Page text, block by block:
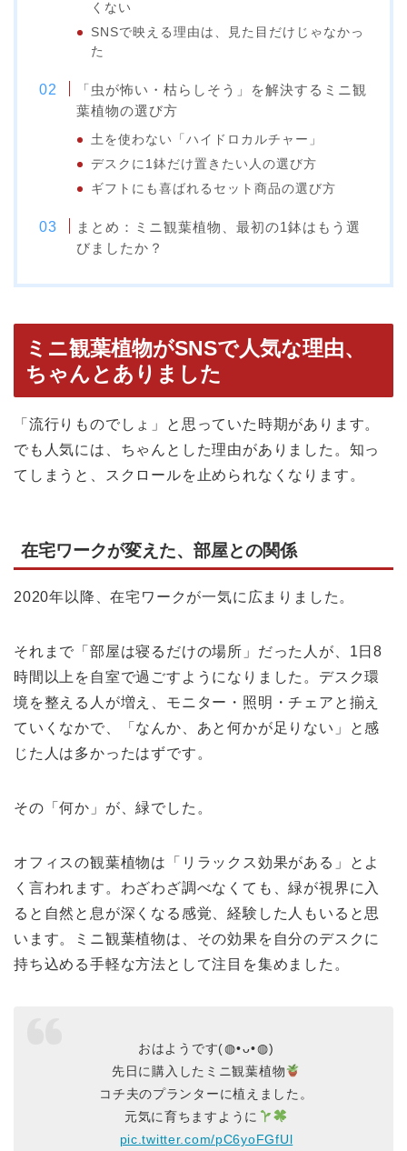
くない
SNSで映える理由は、見た目だけじゃなかっ
た
「虫が怖い・枯らしそう」を解決するミニ観
葉植物の選び方
土を使わない「ハイドロカルチャー」
デスクに1鉢だけ置きたい人の選び方
ギフトにも喜ばれるセット商品の選び方
まとめ：ミニ観葉植物、最初の1鉢はもう選
びましたか？
ミニ観葉植物がSNSで人気な理由、
ちゃんとありました
「流行りものでしょ」と思っていた時期があります。
でも人気には、ちゃんとした理由がありました。知っ
てしまうと、スクロールを止められなくなります。
在宅ワークが変えた、部屋との関係
2020年以降、在宅ワークが一気に広まりました。
それまで「部屋は寝るだけの場所」だった人が、1日8
時間以上を自室で過ごすようになりました。デスク環
境を整える人が増え、モニター・照明・チェアと揃え
ていくなかで、「なんか、あと何かが足りない」と感
じた人は多かったはずです。
その「何か」が、緑でした。
オフィスの観葉植物は「リラックス効果がある」とよ
く言われます。わざわざ調べなくても、緑が視界に入
ると自然と息が深くなる感覚、経験した人もいると思
います。ミニ観葉植物は、その効果を自分のデスクに
持ち込める手軽な方法として注目を集めました。
おはようです(⁠◍⁠•⁠ᴗ⁠•⁠◍⁠)
先日に購入したミニ観葉植物
コチ夫のプランターに植えました。
元気に育ちますように
pic.twitter.com/pC6yoFGfUl